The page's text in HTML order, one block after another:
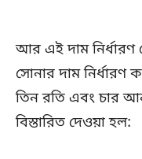
আর এই দাম
সোনার দাম
তিন রতি এবং চার
বিস্তারিত দেওয়া হল: